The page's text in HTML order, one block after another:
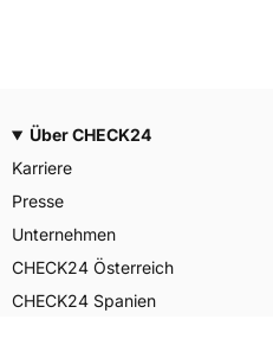
Über CHECK24
Karriere
Presse
Unternehmen
CHECK24 Österreich
CHECK24 Spanien